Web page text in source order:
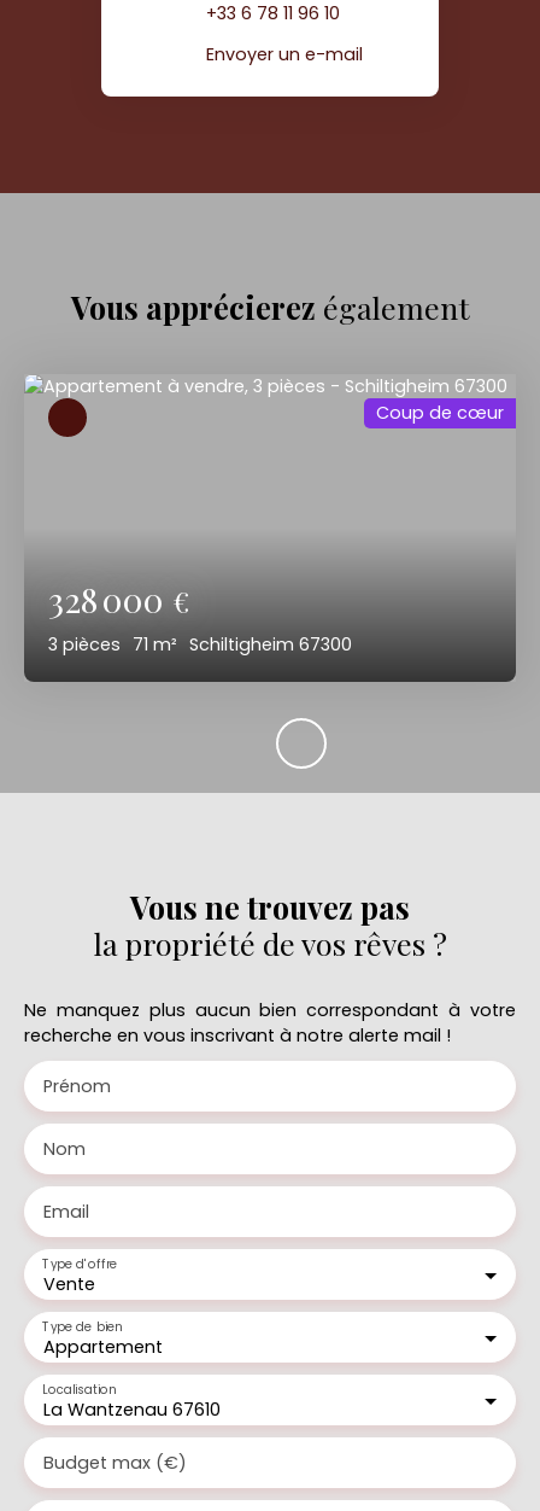
+33 6 78 11 96 10
Envoyer un e-mail
Vous apprécierez également
328 000 €
3 pièces 71 m² Schiltigheim 67300
Coup de cœur
Vous ne trouvez pas
la propriété de vos rêves ?
Ne manquez plus aucun bien correspondant à votre
recherche en vous inscrivant à notre alerte mail !
Prénom
Nom
Email
Vente
Type d'offre
Appartement
Type de bien
La Wantzenau 67610
Localisation
Budget max (€)